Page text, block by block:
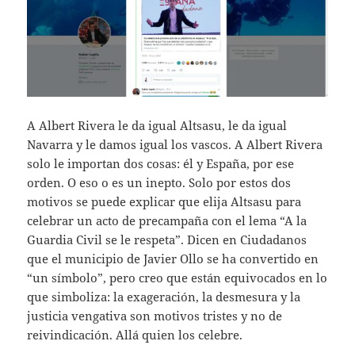
A Albert Rivera le da igual Altsasu, le da igual
Navarra y le damos igual los vascos. A Albert Rivera
solo le importan dos cosas: él y España, por ese
orden. O eso o es un inepto. Solo por estos dos
motivos se puede explicar que elija Altsasu para
celebrar un acto de precampaña con el lema “A la
Guardia Civil se le respeta”. Dicen en Ciudadanos
que el municipio de Javier Ollo se ha convertido en
“un símbolo”, pero creo que están equivocados en lo
que simboliza: la exageración, la desmesura y la
justicia vengativa son motivos tristes y no de
reivindicación. Allá quien los celebre.